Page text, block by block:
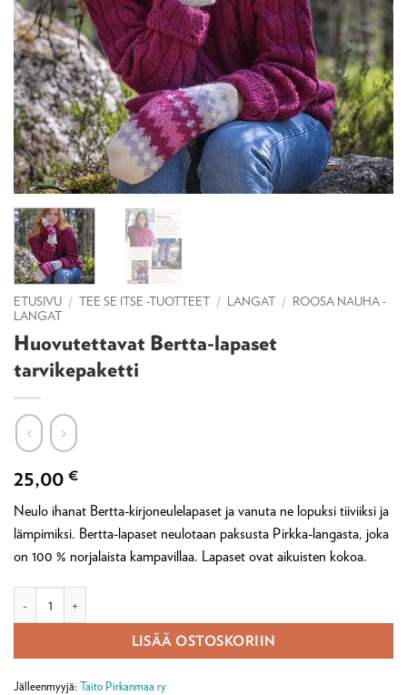
ETUSIVU / TEE SE ITSE -TUOTTEET / LANGAT / ROOSA NAUHA -
LANGAT
Huovutettavat Bertta-lapaset
tarvikepaketti
25,00 €
Neulo ihanat Bertta-kirjoneulelapaset ja vanuta ne lopuksi tiiviiksi ja
lämpimiksi. Bertta-lapaset neulotaan paksusta Pirkka-langasta, joka
on 100 % norjalaista kampavillaa. Lapaset ovat aikuisten kokoa.
LISÄÄ OSTOSKORIIN
Jälleenmyyjä: Taito Pirkanmaa ry